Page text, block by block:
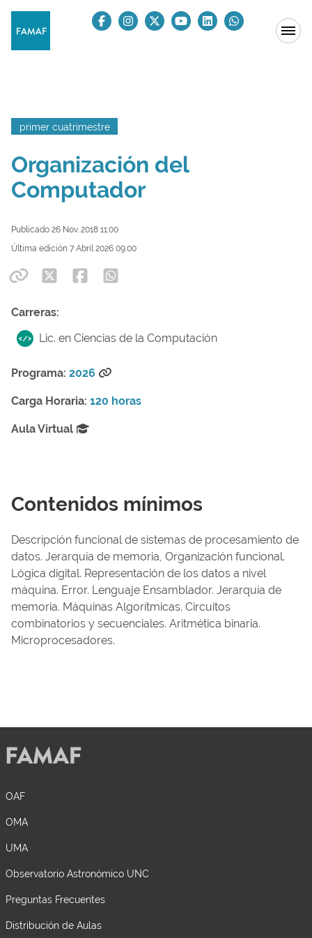
primer cuatrimestre
Organización del
Computador
Publicado 26 Nov. 2018 11:00
Última edición 7 Abril 2026 09:00
Carreras:
Lic. en Ciencias de la Computación
Programa: 2026
Carga Horaria: 120 horas
Aula Virtual
Contenidos mínimos
Descripción funcional de sistemas de procesamiento de
datos. Jerarquía de memoria, Organización funcional.
Lógica digital. Representación de los datos a nivel
máquina. Error. Lenguaje Ensamblador. Jerarquía de
memoria. Máquinas Algorítmicas. Circuitos
combinatorios y secuenciales. Aritmética binaria.
Microprocesadores.
OAF
OMA
UMA
Observatorio Astronómico UNC
Preguntas Frecuentes
Distribución de Aulas